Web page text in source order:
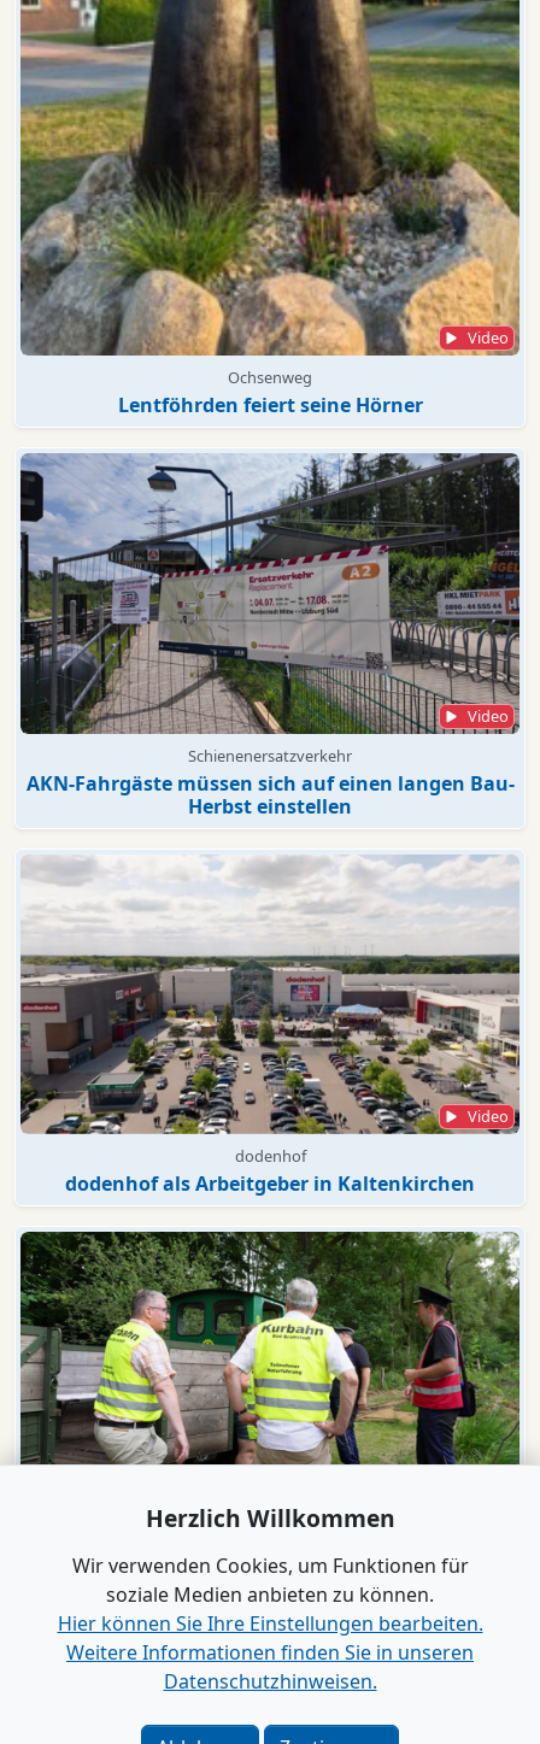
Video
Ochsenweg
Lentföhrden feiert seine Hörner
Video
Schienenersatzverkehr
AKN-Fahrgäste müssen sich auf einen langen Bau-
Herbst einstellen
Video
dodenhof
dodenhof als Arbeitgeber in Kaltenkirchen
Bad Bramstedt
"Wir wollen die Moorbahn aus dem
Dornröschenschlaf wecken"
Alle Videos anzeigen
Verlag|Kontakt
Herzlich Willkommen
Wir verwenden Cookies, um Funktionen für
soziale Medien anbieten zu können.
Hier können Sie Ihre Einstellungen bearbeiten.
Weitere Informationen finden Sie in unseren
Datenschutzhinweisen.